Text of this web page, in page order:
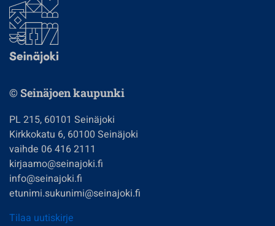
© Seinäjoen kaupunki
PL 215, 60101 Seinäjoki
Kirkkokatu 6, 60100 Seinäjoki
vaihde 06 416 2111
kirjaamo@seinajoki.fi
info@seinajoki.fi
etunimi.sukunimi@seinajoki.fi
Tilaa uutiskirje